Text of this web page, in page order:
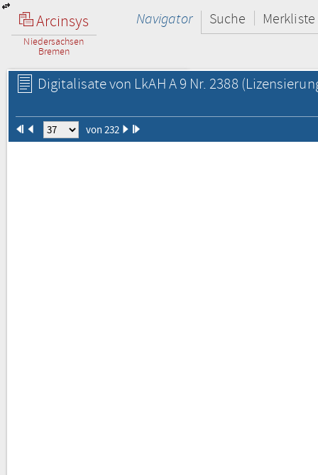
Arcinsys
Niedersachsen
Bremen
Navigator Suche Merkliste
Digitalisate von LkAH A 9 Nr. 2388
von 232